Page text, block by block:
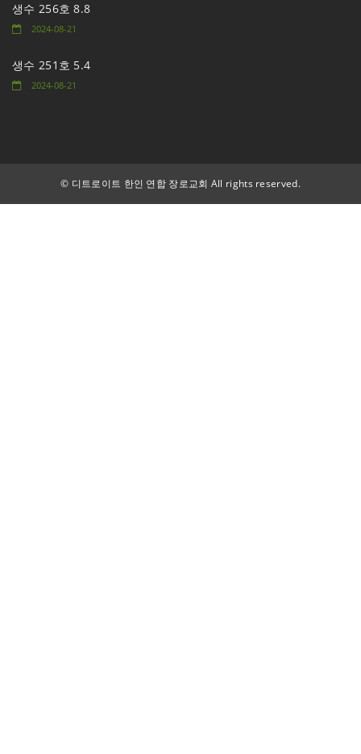
생수 256호 8.8
2024-08-21
생수 251호 5.4
2024-08-21
© 디트로이트 한인 연합 장로교회 All rights reserved.